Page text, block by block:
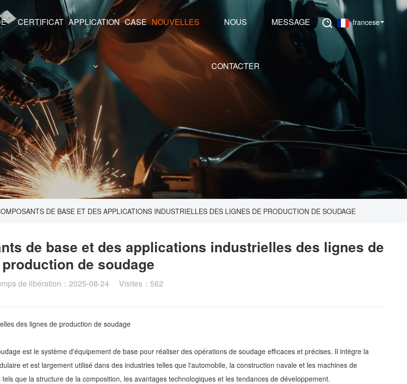
CERTIFICAT APPLICATION CASE NOUVELLES NOUS
CONTACTER
MESSAGE francese
DE BASE ET DES APPLICATIONS INDUSTRIELLES DES LIGNES DE PRODUCTION DE SOUDAGE
de base et des applications industrielles des lignes de
production de soudage
de libération：2025-08-24 Visites：562
des lignes de production de soudage
est le système d'équipement de base pour réaliser des opérations de soudage efficaces et précises. Il intègre la
et est largement utilisé dans des industries telles que l'automobile, la construction navale et les machines de
que la structure de la composition, les avantages technologiques et les tendances de développement.